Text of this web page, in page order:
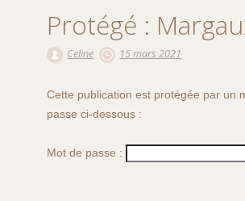
Protégé :
Celine 15 mars 2021
Cette publication est protégée par un
passe ci-dessous :
Mot de passe :